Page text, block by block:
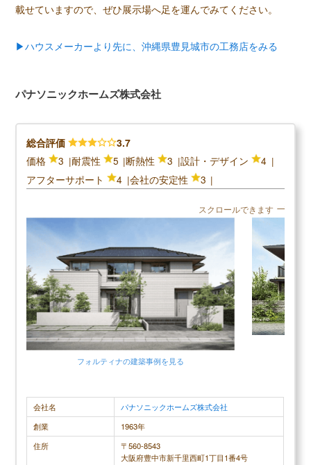
載せていますので、ぜひ展示場へ足を運んでみてください。
▶ハウスメーカーより先に、沖縄県豊見城市の工務店をみる
パナソニックホームズ株式会社
総合評価
3.7
価格
3 耐震性 5 断熱性 3 設計・デザイン
4
アフターサポート
4 会社の安定性 3
スクロールできます
フォルティナの建築事例を見る
会社名
パナソニックホームズ株式会社
創業
1963年
住所
〒560-8543
大阪府豊中市新千里西町1丁目1番4号